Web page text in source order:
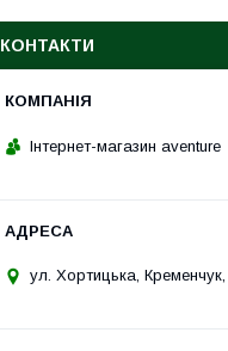
КОНТАКТИ
Інтернет-магазин aventure
ул. Хортицька, Кременчук,